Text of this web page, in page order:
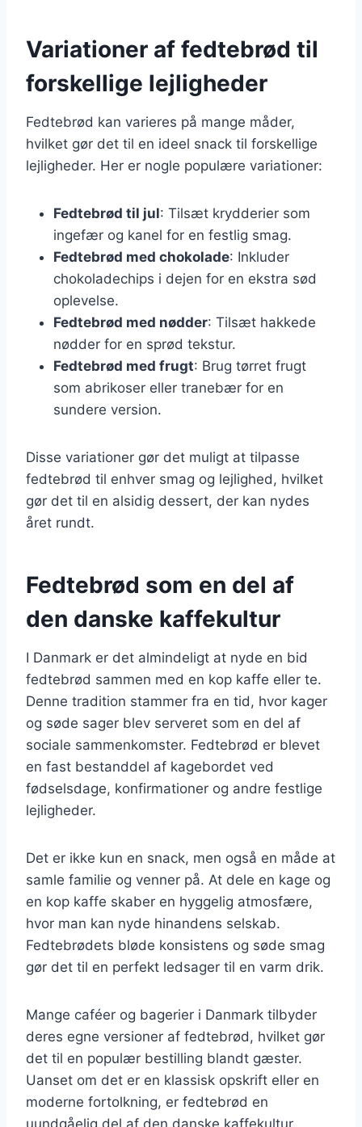
Variationer af fedtebrød til
forskellige lejligheder
Fedtebrød kan varieres på mange måder,
hvilket gør det til en ideel snack til forskellige
lejligheder. Her er nogle populære variationer:
Fedtebrød til jul: Tilsæt krydderier som
ingefær og kanel for en festlig smag.
Fedtebrød med chokolade: Inkluder
chokoladechips i dejen for en ekstra sød
oplevelse.
Fedtebrød med nødder: Tilsæt hakkede
nødder for en sprød tekstur.
Fedtebrød med frugt: Brug tørret frugt
som abrikoser eller tranebær for en
sundere version.
Disse variationer gør det muligt at tilpasse
fedtebrød til enhver smag og lejlighed, hvilket
gør det til en alsidig dessert, der kan nydes
året rundt.
Fedtebrød som en del af
den danske kaffekultur
I Danmark er det almindeligt at nyde en bid
fedtebrød sammen med en kop kaffe eller te.
Denne tradition stammer fra en tid, hvor kager
og søde sager blev serveret som en del af
sociale sammenkomster. Fedtebrød er blevet
en fast bestanddel af kagebordet ved
fødselsdage, konfirmationer og andre festlige
lejligheder.
Det er ikke kun en snack, men også en måde at
samle familie og venner på. At dele en kage og
en kop kaffe skaber en hyggelig atmosfære,
hvor man kan nyde hinandens selskab.
Fedtebrødets bløde konsistens og søde smag
gør det til en perfekt ledsager til en varm drik.
Mange caféer og bagerier i Danmark tilbyder
deres egne versioner af fedtebrød, hvilket gør
det til en populær bestilling blandt gæster.
Uanset om det er en klassisk opskrift eller en
moderne fortolkning, er fedtebrød en
uundgåelig del af den danske kaffekultur.